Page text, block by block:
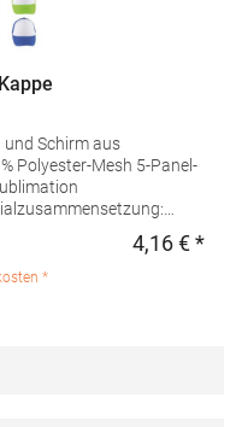
und Schirm aus
Mesh 5-Panel-
SOLO INVEST 92
Mail:
4,16 € *
*